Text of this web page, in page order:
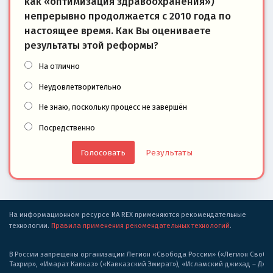
непрерывно продолжается с 2010 года по
настоящее время. Как Вы оцениваете
результаты этой реформы?
На отлично
Неудовлетворительно
Не знаю, поскольку процесс не завершён
Посредственно
Результаты
На информационном ресурсе ИА REX применяются рекомендательные
технологии. Правила применения рекомендательных технологий.
В России запрещены организации Легион «Свобода России» («Легион
Тахрир», «Имарат Кавказ» («Кавказский Эмират»), «Исламский джихад –